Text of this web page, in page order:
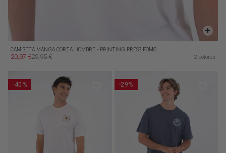
CAMISETA MANGA CORTA HOMBRE - PRINTING PRESS FOMO
Precio de oferta
20,97 €Precio habitual
29,95 € 2 colores
-40% -29%